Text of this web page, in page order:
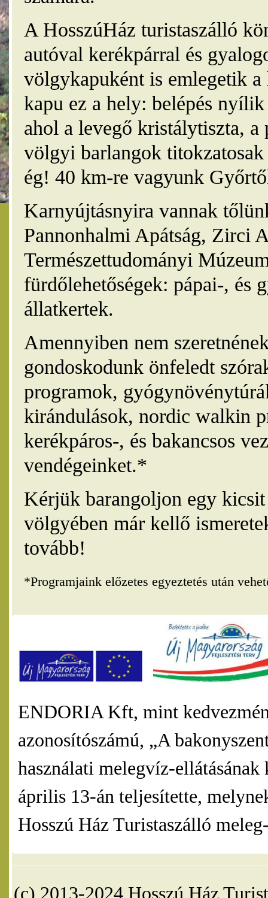
A HosszúHáz turistaszálló
autóval kerékpárral és
völgykapuként is emlegetik
kapu ez a hely: belépés
ahol a levegő kristálytiszta, a
völgyi barlangok
ég! 40 km-re vagyunk
Karnyújtásnyira vannak
Pannonhalmi Apátság, Zirci
Természettudományi
fürdőlehetőségek: pápai-, és
állatkertek.
Amennyiben nem
gondoskodunk önfeledt
programok,
kirándulások, nordic walkin
kerékpáros-, és bakancsos
vendégeinket.*
Kérjük barangoljon egy
völgyében már kellő
tovább!
*Programjaink előzetes egyeztetés után
ENDORIA Kft, mint
azonosítószámú, „A
használati melegvíz-
április 13-án teljesítette,
Hosszú Ház Turistaszálló
(c) 2013-2024 Hosszú Ház